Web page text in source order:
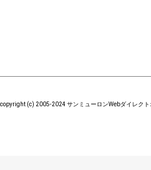
copyright (c) 2005-2024 サンミューロンWebダイレク